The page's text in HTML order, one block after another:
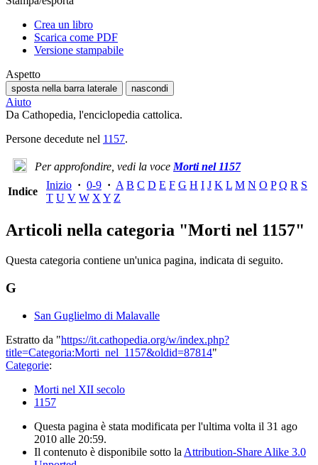
Crea un libro
Scarica come PDF
Versione stampabile
Aspetto
sposta nella barra laterale nascondi
Aiuto
Da Cathopedia, l'enciclopedia cattolica.
Persone decedute nel 1157.
Per approfondire, vedi la voceMorti nel 1157
Indice
Inizio · 0-9 · A B C D E F G H I J K L M N O P Q R S
T U V W XY Z
Articoli nella categoria "Morti nel 1157"
Questa categoria contiene un'unica pagina, indicata di seguito.
G
San Guglielmo di Malavalle
Estratto da "https://it.cathopedia.org/w/index.php?
title=Categoria:Morti_nel_1157&oldid=87814"
Categorie:
Morti nel XII secolo
1157
Questa pagina è stata modificata per l'ultima volta il 31 ago
2010 alle 20:59.
Il contenuto è disponibile sotto la Attribution-Share Alike 3.0